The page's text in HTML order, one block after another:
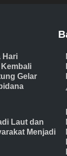
Hari
Kembali
Gelar
Laut dan
Menjadi